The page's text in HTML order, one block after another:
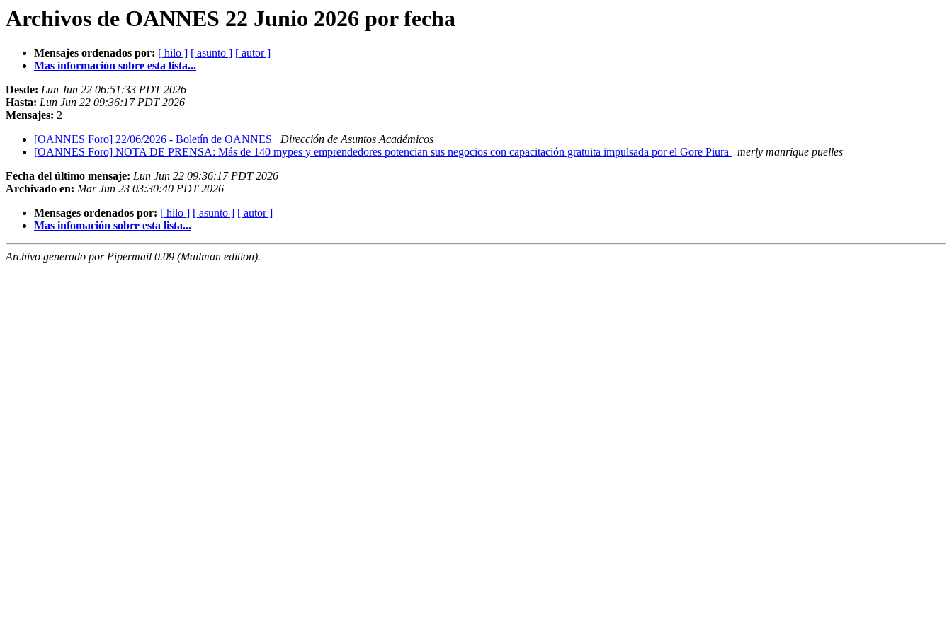
Archivos de OANNES 22 Junio 2026 por fecha
Mensajes ordenados por: [ hilo ] [ asunto ] [ autor ]
Mas información sobre esta lista...
Desde: Lun Jun 22 06:51:33 PDT 2026
Hasta: Lun Jun 22 09:36:17 PDT 2026
Mensajes: 2
[OANNES Foro] 22/06/2026 - Boletín de OANNES
Dirección de Asuntos Académicos
[OANNES Foro] NOTA DE PRENSA: Más de 140 mypes y emprendedores potencian sus negocios con capacitación gratuita impulsada por el Gore Piura
merly manrique puelles
Fecha del último mensaje: Lun Jun 22 09:36:17 PDT 2026
Archivado en: Mar Jun 23 03:30:40 PDT 2026
Mensages ordenados por: [ hilo ] [ asunto ] [ autor ]
Mas infomación sobre esta lista...
Archivo generado por Pipermail 0.09 (Mailman edition).